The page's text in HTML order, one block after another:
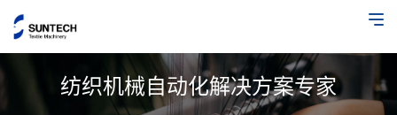
纺织机械自动化解决方案专家